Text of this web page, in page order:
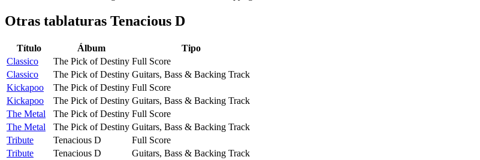
Otras tablaturas Tenacious D
Título Álbum
Tipo
Classico
The Pick of Destiny Full Score
Classico
The Pick of Destiny Guitars, Bass & Backing Track
Kickapoo
The Pick of Destiny Full Score
Kickapoo
The Pick of Destiny Guitars, Bass & Backing Track
The Metal
The Pick of Destiny Full Score
The Metal
The Pick of Destiny Guitars, Bass & Backing Track
Tribute
Tenacious D
Full Score
Tribute
Tenacious D
Guitars, Bass & Backing Track